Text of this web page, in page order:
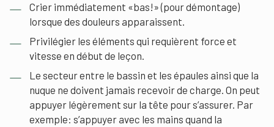
Crier immédiatement «bas!» (pour démontage)
lorsque des douleurs apparaissent.
Privilégier les éléments qui requièrent force et
vitesse en début de leçon.
Le secteur entre le bassin et les épaules ainsi que la
nuque ne doivent jamais recevoir de charge. On peut
appuyer légèrement sur la tête pour s’assurer. Par
exemple: s’appuyer avec les mains quand la